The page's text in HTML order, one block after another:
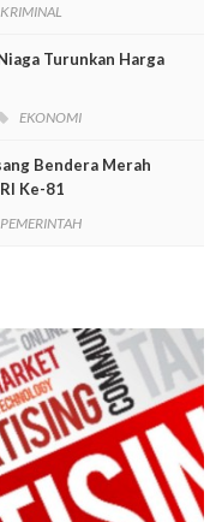
KRIMINAL
Turunkan Harga
EKONOMI
Bendera Merah
Ke-81
PEMERINTAH